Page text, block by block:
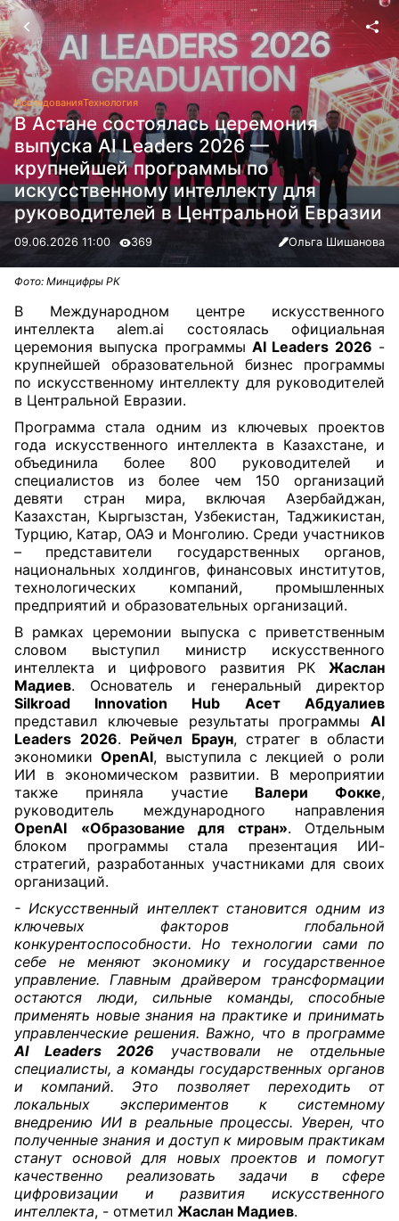
ИсследованияТехнология
В Астане состоялась церемония
выпуска AI Leaders 2026 —
крупнейшей программы по
искусственному интеллекту для
руководителей в Центральной Евразии
09.06.2026 11:00 369 Ольга Шишанова
Фото: Минцифры РК
В Международном центре искусственного
интеллекта alem.ai состоялась официальная
церемония выпуска программы AI Leaders 2026 -
крупнейшей образовательной бизнес программы
по искусственному интеллекту для руководителей
в Центральной Евразии.
Программа стала одним из ключевых проектов
года искусственного интеллекта в Казахстане, и
объединила более 800 руководителей и
специалистов из более чем 150 организаций
девяти стран мира, включая Азербайджан,
Казахстан, Кыргызстан, Узбекистан, Таджикистан,
Турцию, Катар, ОАЭ и Монголию. Среди участников
– представители государственных органов,
национальных холдингов, финансовых институтов,
технологических компаний, промышленных
предприятий и образовательных организаций.
В рамках церемонии выпуска с приветственным
словом выступил министр искусственного
интеллекта и цифрового развития РК Жаслан
Мадиев. Основатель и генеральный директор
Silkroad Innovation Hub
Асет Абдуалиев
представил ключевые результаты программы AI
Leaders 2026. Рейчел Браун, стратег в области
экономикиOpenAI, выступила с лекцией о роли
ИИ в экономическом развитии. В мероприятии
также приняла участие Валери Фокке,
руководитель международного направления
OpenAI
«Образование для стран». Отдельным
блоком программы стала презентация ИИ-
стратегий, разработанных участниками для своих
организаций.
- Искусственный интеллект становится одним из
ключевых факторов глобальной
конкурентоспособности. Но технологии сами по
себе не меняют экономику и государственное
управление. Главным драйвером трансформации
остаются люди, сильные команды, способные
применять новые знания на практике и принимать
управленческие решения. Важно, что в программе
AI Leaders 2026 участвовали не отдельные
специалисты, а команды государственных органов
и компаний. Это позволяет переходить от
локальных экспериментов к системному
внедрению ИИ в реальные процессы. Уверен, что
полученные знания и доступ к мировым практикам
станут основой для новых проектов и помогут
качественно реализовать задачи в сфере
цифровизации и развития искусственного
интеллекта, - отметил Жаслан Мадиев.